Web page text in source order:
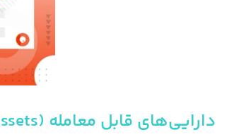
دارایی‌های قابل معامله (Trading Assets)